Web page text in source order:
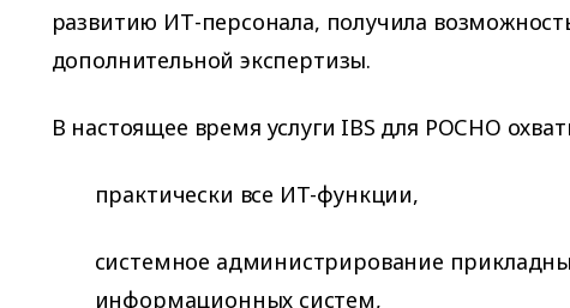
развитию ИТ-персонала, получила
дополнительной экспертизы.
В настоящее время услуги IBS для РОСНО
практически все ИТ-функции,
системное администрирование
информационных систем,